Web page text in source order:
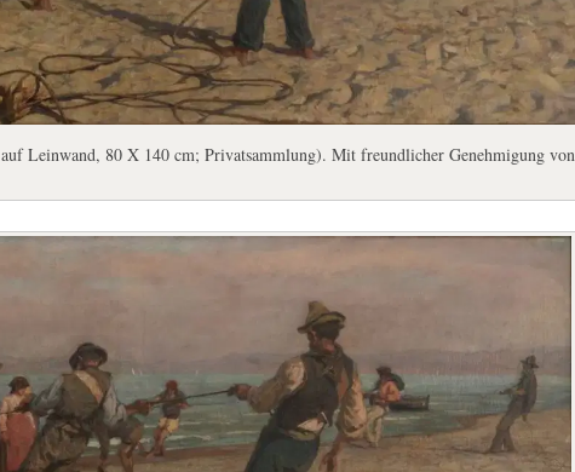
Leinwand, 80 X 140 cm; Privatsammlung). Mit freundlicher Genehmigung von